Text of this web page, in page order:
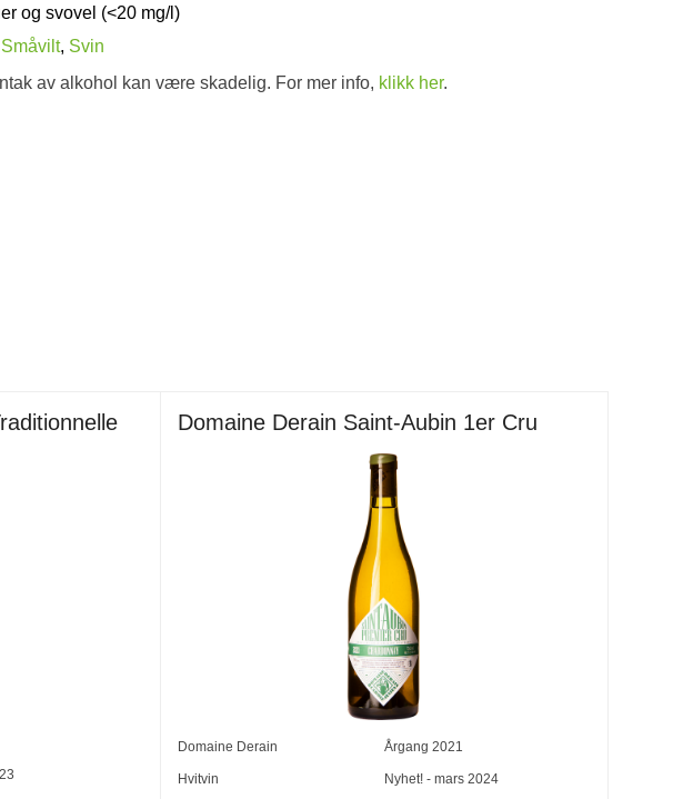
og svovel (<20 mg/l)
Småvilt, Svin
av alkohol kan være skadelig. For mer info, klikk her.
Domaine Derain Saint-Aubin 1er Cru
Domaine Derain Årgang 2021
Hvitvin Nyhet! - mars 2024